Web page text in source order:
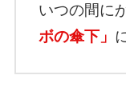
いつの間に
ボの傘下」